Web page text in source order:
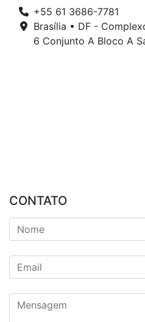
+55 61 3686-7781
Brasília • DF -
6 Conjunto A Bloco A
CONTATO